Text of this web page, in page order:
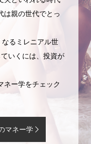
は親の世代でとっ
るミレニアル世
いくには、投資が
ネー学をチェック
マネー学